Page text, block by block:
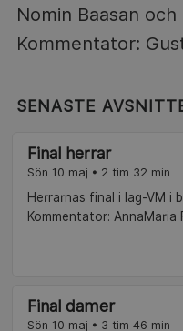
Nomin Baasan
Kommentator:
SENASTE
Final herrar
Sön 10 maj • 2 tim 32 min
Herrarnas final i lag-VM i
Kommentator: AnnaMaria
Final damer
Sön 10 maj • 3 tim 46 min